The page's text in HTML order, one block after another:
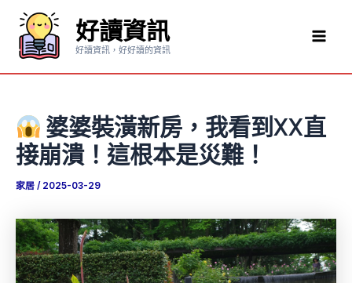
要
好讀資訊
好讀資訊，好好讀的資訊
婆婆裝潢新房，我看到XX直
接崩潰！這根本是災難！
家居 / 2025-03-29